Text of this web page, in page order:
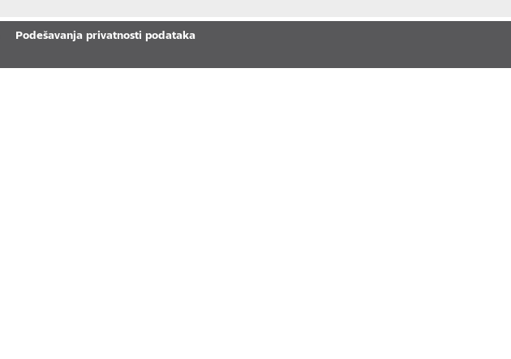
Podešavanja privatnosti podataka